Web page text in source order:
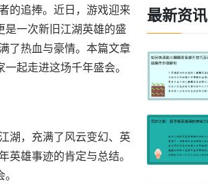
的追捧。近日，游戏迎来
一次新旧江湖英雄的盛
了热血与豪情。本篇文章
起走进这场千年盛会。
湖，充满了风云变幻、英
英雄事迹的肯定与总结。
最新资讯